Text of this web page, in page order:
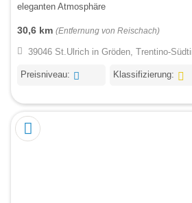
eleganten Atmosphäre
30,6 km (Entfernung von Reischach)
39046 St.Ulrich in Gröden, Trentino-
Preisniveau: Klassifizierung: